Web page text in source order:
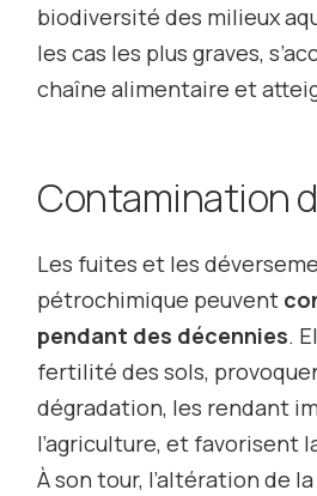
biodiversité des milieux
les cas les plus graves,
chaîne alimentaire et
Contamination
Les fuites et les
pétrochimique peuvent
pendant des décennies.
fertilité des sols,
dégradation, les rendant
l’agriculture, et favorisent
À son tour, l’altération de